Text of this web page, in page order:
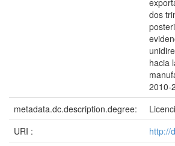
dos
hacia
2010-
metadata.dc.description.degree:
URI :
http://